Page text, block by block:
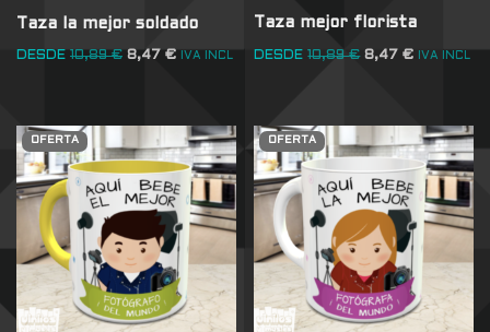
Taza la mejor soldado
DESDE 10,89€ 8,47 € IVA INCL
Taza mejor florista
DESDE 10,89€ 8,47€ IVA INCL
OFERTA OFERTA